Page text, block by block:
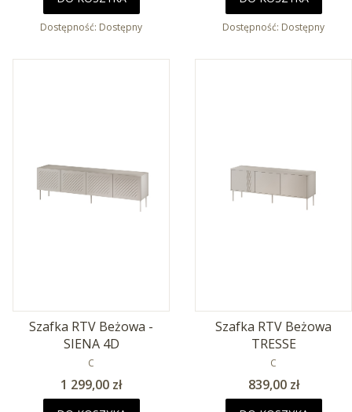
Dostępność: Dostępny Dostępność: Dostępny
Szafka RTV Beżowa -
SIENA 4D
PRODUCENT
C
Cena
1 299,00 zł
Szafka RTV Beżowa
TRESSE
PRODUCENT
C
Cena
839,00 zł